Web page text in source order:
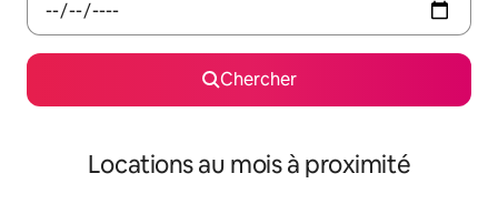
Chercher
Locations au mois à proximité